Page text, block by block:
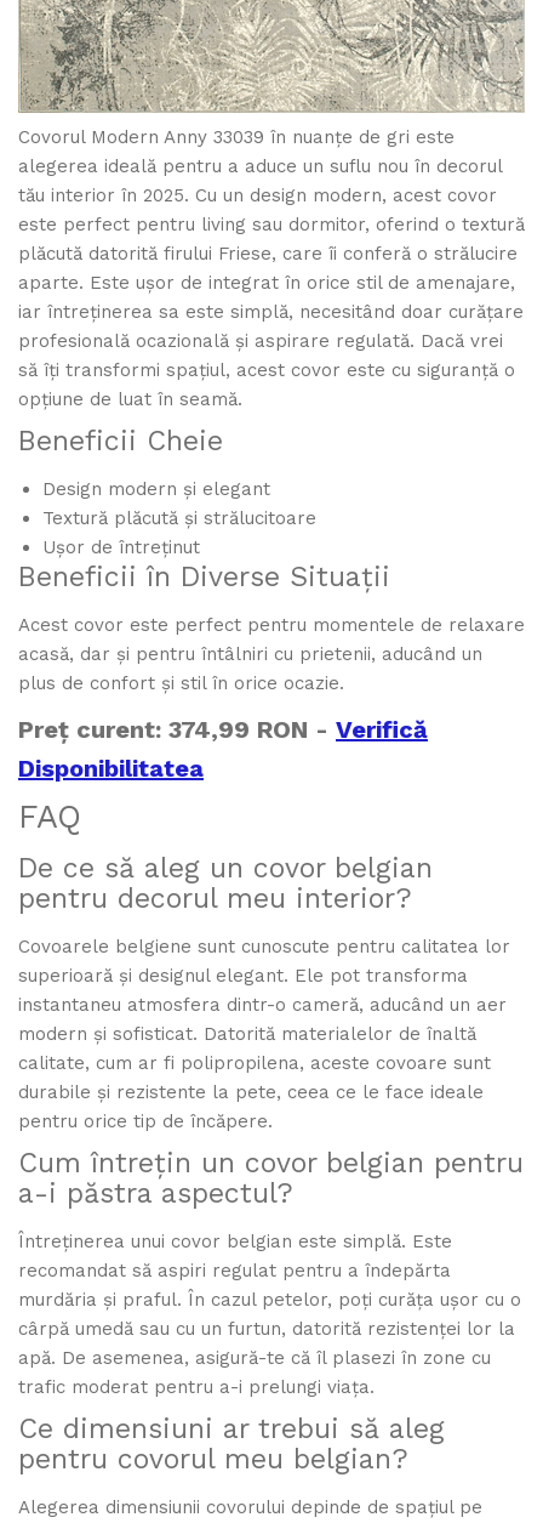
Covorul Modern Anny 33039 în nuanțe de gri este
alegerea ideală pentru a aduce un suflu nou în decorul
tău interior în 2025. Cu un design modern, acest covor
este perfect pentru living sau dormitor, oferind o textură
plăcută datorită firului Friese, care îi conferă o strălucire
aparte. Este ușor de integrat în orice stil de amenajare,
iar întreținerea sa este simplă, necesitând doar curățare
profesională ocazională și aspirare regulată. Dacă vrei
să îți transformi spațiul, acest covor este cu siguranță o
opțiune de luat în seamă.
Beneficii Cheie
Design modern și elegant
Textură plăcută și strălucitoare
Ușor de întreținut
Beneficii în Diverse Situații
Acest covor este perfect pentru momentele de relaxare
acasă, dar și pentru întâlniri cu prietenii, aducând un
plus de confort și stil în orice ocazie.
Preț curent: 374,99 RON - Verifică
Disponibilitatea
FAQ
De ce să aleg un covor belgian
pentru decorul meu interior?
Covoarele belgiene sunt cunoscute pentru calitatea lor
superioară și designul elegant. Ele pot transforma
instantaneu atmosfera dintr-o cameră, aducând un aer
modern și sofisticat. Datorită materialelor de înaltă
calitate, cum ar fi polipropilena, aceste covoare sunt
durabile și rezistente la pete, ceea ce le face ideale
pentru orice tip de încăpere.
Cum întrețin un covor belgian pentru
a-i păstra aspectul?
Întreținerea unui covor belgian este simplă. Este
recomandat să aspiri regulat pentru a îndepărta
murdăria și praful. În cazul petelor, poți curăța ușor cu o
cârpă umedă sau cu un furtun, datorită rezistenței lor la
apă. De asemenea, asigură-te că îl plasezi în zone cu
trafic moderat pentru a-i prelungi viața.
Ce dimensiuni ar trebui să aleg
pentru covorul meu belgian?
Alegerea dimensiunii covorului depinde de spațiul pe